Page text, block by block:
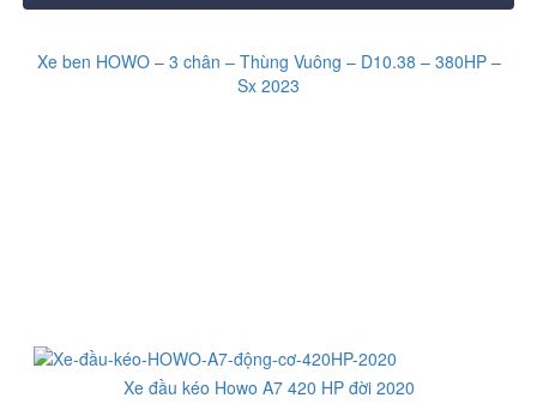
Xe ben HOWO – 3 chân – Thùng Vuông – D10.38 – 380HP –
Sx 2023
Xe đầu kéo Howo A7 420 HP đời 2020